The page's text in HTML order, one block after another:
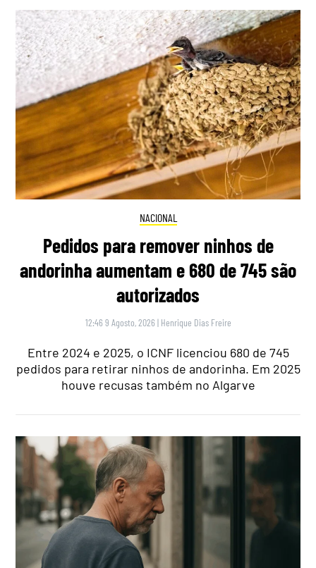
NACIONAL
Pedidos para remover ninhos de
andorinha aumentam e 680 de 745 são
autorizados
12:46 9 Agosto, 2026 | Henrique Dias Freire
Entre 2024 e 2025, o ICNF licenciou 680 de 745
pedidos para retirar ninhos de andorinha. Em 2025
houve recusas também no Algarve